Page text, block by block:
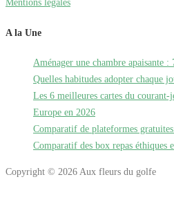
Mentions légales
A la Une
Aménager une chambre apaisante
Quelles habitudes adopter chaque
Les 6 meilleures cartes du
Europe en 2026
Comparatif de plateformes
Comparatif des box repas éthiques
Copyright © 2026 Aux fleurs du golfe